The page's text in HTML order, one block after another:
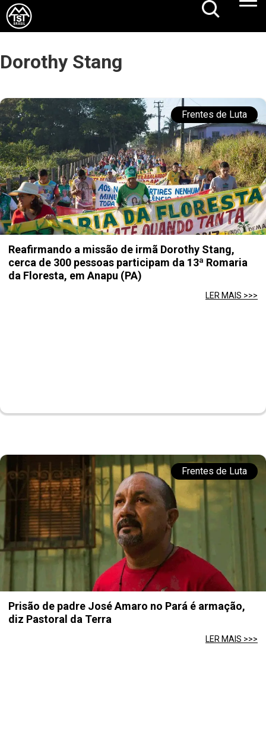
Dorothy Stang
Frentes de Luta
Reafirmando a missão de irmã Dorothy Stang,
cerca de 300 pessoas participam da 13ª Romaria
da Floresta, em Anapu (PA)
LER MAIS >>>
Frentes de Luta
Prisão de padre José Amaro no Pará é armação,
diz Pastoral da Terra
LER MAIS >>>